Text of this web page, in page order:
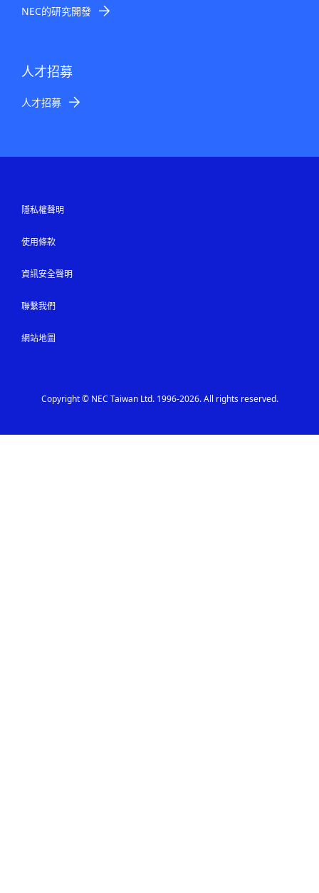
NEC的研究開發
人才招募
人才招募
隱私權聲明
使用條款
資訊安全聲明
聯繫我們
網站地圖
Copyright © NEC Taiwan Ltd. 1996-2026. All rights reserved.